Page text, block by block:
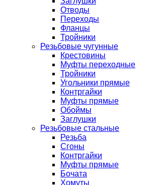
Отводы
Переходы
Фланцы
Тройники
Резьбовые чугунные
Крестовины
Муфты переходные
Тройники
Угольники прямые
Контргайки
Муфты прямые
Обоймы
Заглушки
Резьбовые стальные
Резьба
Сгоны
Контргайки
Муфты прямые
Бочата
Хомуты